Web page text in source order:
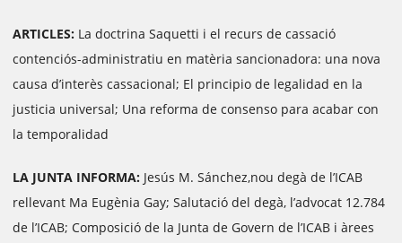
ARTICLES: La doctrina Saquetti i el recurs de cassació
contenciós-administratiu en matèria sancionadora: una nova
causa d’interès cassacional; El principio de legalidad en la
justicia universal; Una reforma de consenso para acabar con
la temporalidad
LA JUNTA INFORMA: Jesús M. Sánchez,nou degà de l’ICAB
rellevant Ma Eugènia Gay; Salutació del degà, l’advocat 12.784
de l’ICAB; Composició de la Junta de Govern de l’ICAB i àrees